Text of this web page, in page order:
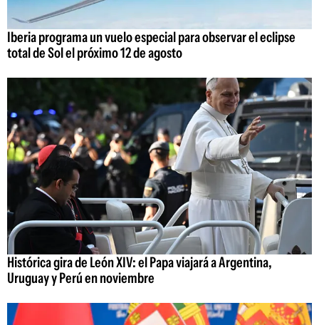
Iberia programa un vuelo especial para observar el eclipse
total de Sol el próximo 12 de agosto
Histórica gira de León XIV: el Papa viajará a Argentina,
Uruguay y Perú en noviembre